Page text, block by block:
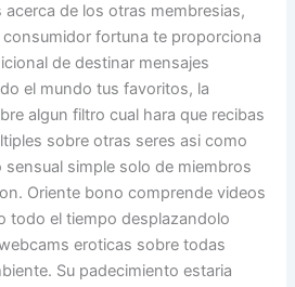
acerca de los otras membresias,
fortuna te proporciona
de destinar mensajes
el mundo tus favoritos, la
algun filtro cual hara que recibas
sobre otras seres asi­ como
simple solo de miembros
Oriente bono comprende videos
todo el tiempo desplazandolo
eroticas sobre todas
Su padecimiento estaria